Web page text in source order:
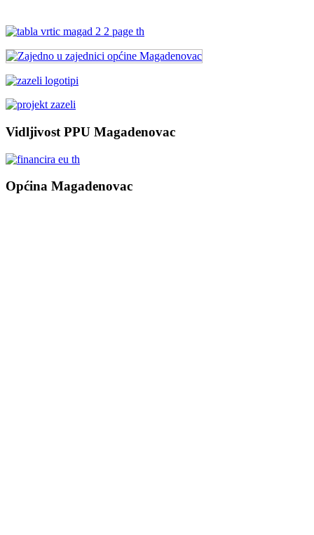
Vidljivost PPU Magadenovac
Općina Magadenovac